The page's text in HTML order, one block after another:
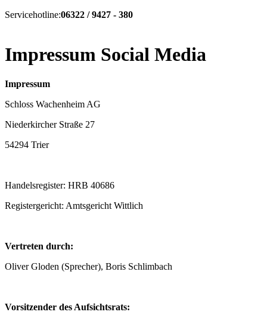
Servicehotline:06322 / 9427 - 380
Impressum Social Media
Impressum
Schloss Wachenheim AG
Niederkircher Straße 27
54294 Trier
Handelsregister: HRB 40686
Registergericht: Amtsgericht Wittlich
Vertreten durch:
Oliver Gloden (Sprecher), Boris Schlimbach
Vorsitzender des Aufsichtsrats: